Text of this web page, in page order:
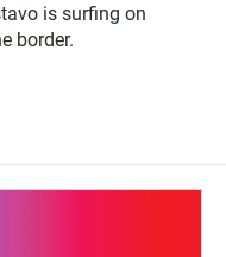
is surfing on
border.